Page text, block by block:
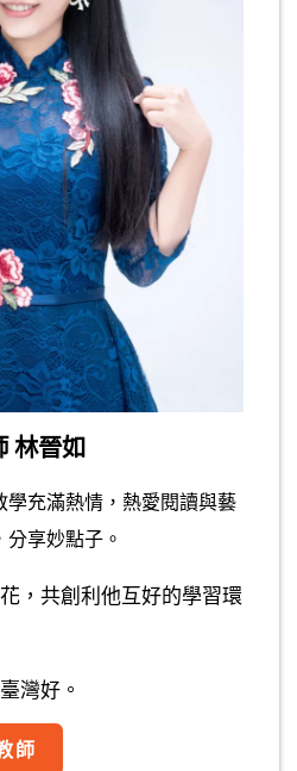
林晉如
學充滿熱情，熱愛閱讀與藝
享妙點子。
，共創利他互好的學習環
灣好。
師